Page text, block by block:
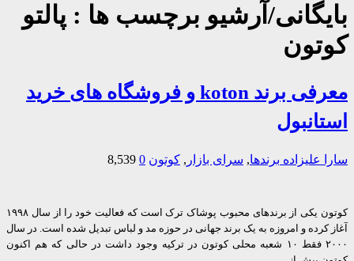
آرشیو برچسب ها :پالتو
معرفی برند koton و فروشگاه های خرید
علیزادهبرندها, سرای بازار ,کوتون 0
8,539
کوتون یکی از برندهای محبوب پوشاک ترک است که فعالیت خود را از سال ۱۹۹۸
کرده و امروزه به یک برند جهانی در حوزه مد و لباس تبدیل شده است. در سال
۲۰۰۰ فقط ۱۰ شعبه محلی کوتون در ترکیه وجود داشت در حالی که هم اکنون